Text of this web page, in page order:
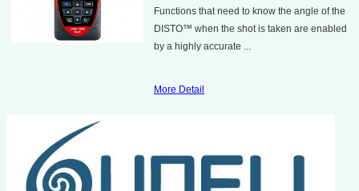
Functions that need to know the angle of the
DISTO™ when the shot is taken are enabled
by a highly accurate ...
More Detail